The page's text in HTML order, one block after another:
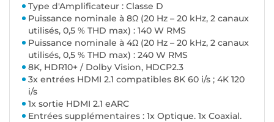
Type d'Amplificateur : Classe D
Puissance nominale à 8Ω (20 Hz – 20 kHz, 2 canaux
utilisés, 0,5 % THD max) : 140 W RMS
Puissance nominale à 4Ω (20 Hz – 20 kHz, 2 canaux
utilisés, 0,5 % THD max) : 240 W RMS
8K, HDR10+ / Dolby Vision, HDCP2.3
3x entrées HDMI 2.1 compatibles 8K 60 i/s ; 4K 120
i/s
1x sortie HDMI 2.1 eARC
Entrées supplémentaires : 1x Optique. 1x Coaxial.